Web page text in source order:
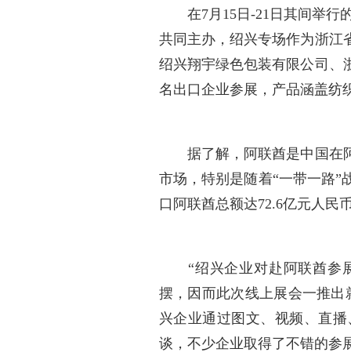
在7月15日-21日其间举行的
共同主办，绍兴专场作为浙江
绍兴翔宇绿色包装有限公司、
名出口企业参展，产品涵盖纺
据了解，阿联酋是中国在阿
市场，特别是随着“一带一路”
口阿联酋总额达72.6亿元人民
“绍兴企业对赴阿联酋参展
摆，因而此次线上展会一推
兴企业通过图文、视频、直
谈，不少企业取得了不错的参